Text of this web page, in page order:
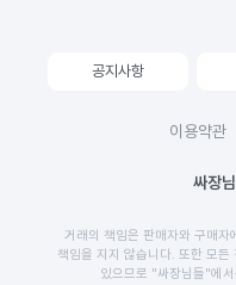
공지사항
이용약관
싸장
거래의 책임은 판매자와 구매자
책임을 지지 않습니다. 또한 모
있으므로 "싸장님들"에